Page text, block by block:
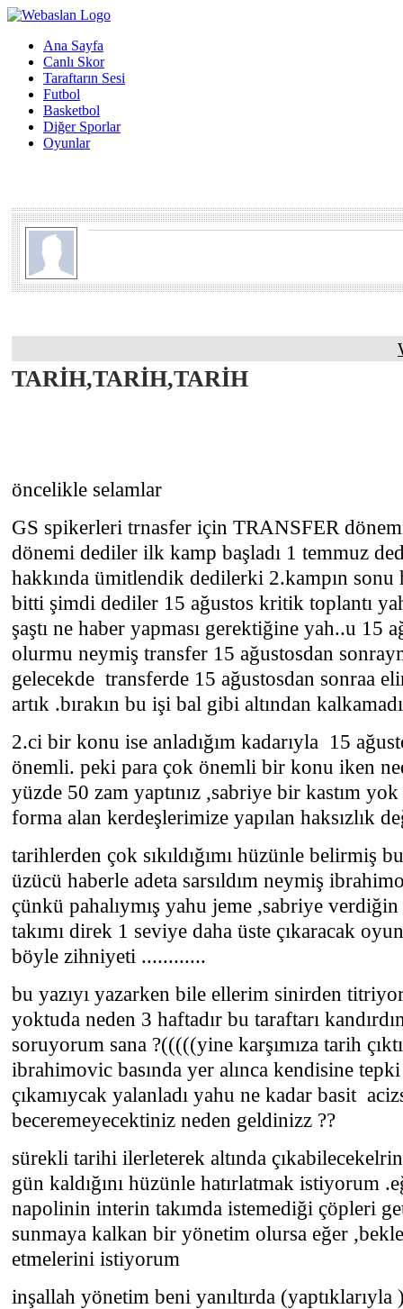
Ana Sayfa
Canlı Skor
Taraftarın Sesi
Futbol
Basketbol
Diğer Sporlar
Oyunlar
TARİH,TARİH,TARİH
öncelikle selamlar
GS spikerleri trnasfer için TRANSFER
dönemi dediler ilk kamp başladı 1 temmuz
hakkında ümitlendik dedilerki 2.kampın
bitti şimdi dediler 15 ağustos kritik toplantı
şaştı ne haber yapması gerektiğine yah..u 15
olurmu neymiş transfer 15 ağustosdan
gelecekde transferde 15 ağustosdan sonraa
artık .bırakın bu işi bal gibi altından
2.ci bir konu ise anladığım kadarıyla 15
önemli. peki para çok önemli bir konu iken
yüzde 50 zam yaptınız ,sabriye bir kastım
forma alan kerdeşlerimize yapılan haksızlık
tarihlerden çok sıkıldığımı hüzünle belirmiş
üzücü haberle adeta sarsıldım neymiş
çünkü pahalıymış yahu jeme ,sabriye verdiğin
takımı direk 1 seviye daha üste çıkaracak
böyle zihniyeti ............
bu yazıyı yazarken bile ellerim sinirden
yoktuda neden 3 haftadır bu taraftarı
soruyorum sana ?(((((yine karşımıza tarih
ibrahimovic basında yer alınca kendisine tepki
çıkamıycak yalanladı yahu ne kadar basit
beceremeyecektiniz neden geldinizz ??
sürekli tarihi ilerleterek altında
gün kaldığını hüzünle hatırlatmak istiyorum
napolinin interin takımda istemediği çöpleri
sunmaya kalkan bir yönetim olursa eğer
etmelerini istiyorum
inşallah yönetim beni yanıltırda (yaptıklarıyla